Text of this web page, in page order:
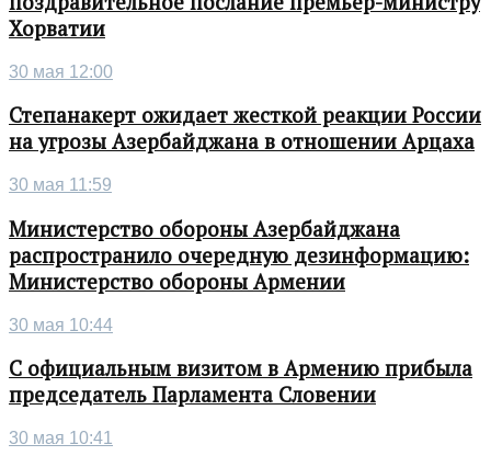
Хорватии
30 мая 12:00
Степанакерт ожидает жесткой реакции России
на угрозы Азербайджана в отношении Арцаха
30 мая 11:59
Министерство обороны Азербайджана
распространило очередную дезинформацию:
Министерство обороны Армении
30 мая 10:44
С официальным визитом в Армению прибыла
председатель Парламента Словении
30 мая 10:41